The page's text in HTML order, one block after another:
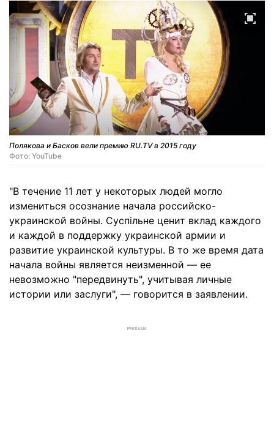
Полякова и Басков вели премию RU.TV в 2015 году
Фото: YouTube
"В течение 11 лет у некоторых людей могло
измениться осознание начала российско-
украинской войны. Суспільне ценит вклад каждого
и каждой в поддержку украинской армии и
развитие украинской культуры. В то же время дата
начала войны является неизменной — ее
невозможно "передвинуть", учитывая личные
истории или заслуги", — говорится в заявлении.
РЕКЛАМА